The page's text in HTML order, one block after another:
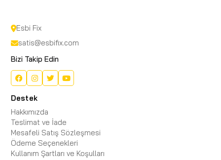
Esbi Fix
satis@esbifix.com
Bizi Takip Edin
Destek
Hakkımızda
Teslimat ve İade
Mesafeli Satış Sözleşmesi
Ödeme Seçenekleri
Kullanım Şartları ve Koşulları